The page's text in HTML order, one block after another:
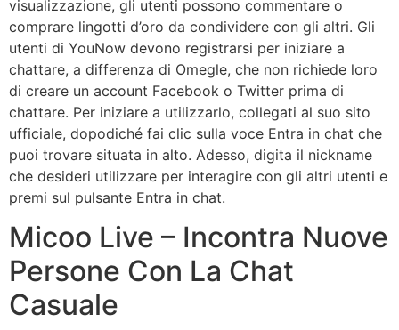
visualizzazione, gli utenti possono commentare o
comprare lingotti d’oro da condividere con gli altri. Gli
utenti di YouNow devono registrarsi per iniziare a
chattare, a differenza di Omegle, che non richiede loro
di creare un account Facebook o Twitter prima di
chattare. Per iniziare a utilizzarlo, collegati al suo sito
ufficiale, dopodiché fai clic sulla voce Entra in chat che
puoi trovare situata in alto. Adesso, digita il nickname
che desideri utilizzare per interagire con gli altri utenti e
premi sul pulsante Entra in chat.
Micoo Live – Incontra Nuove
Persone Con La Chat
Casuale